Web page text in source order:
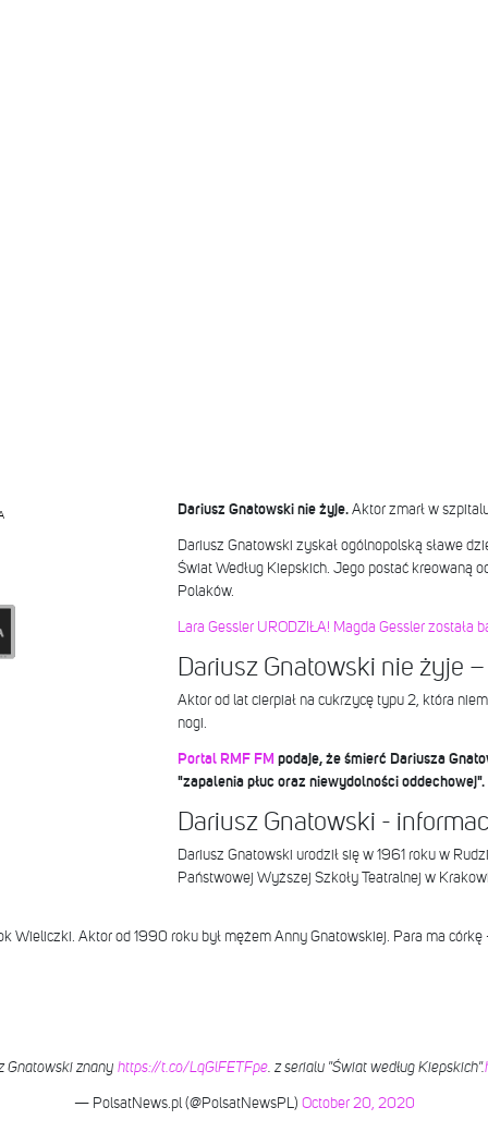
Dariusz Gnatowski nie żyje.Aktor zmarł w
Dariusz Gnatowski zyskał ogólnopolską sławe
Świat Według Kiepskich. Jego postać kreowaną
Polaków.
Lara Gessler URODZIŁA! Magda Gessler została
Dariusz Gnatowski nie żyje
Aktor od lat cierpiał na cukrzycę typu 2, która
nogi.
Portal RMF FM podaje, że śmierć Dariusza
"zapalenia płuc oraz niewydolności oddechowej".
Dariusz Gnatowski -
Dariusz Gnatowski urodził się w 1961 roku w
Państwowej Wyższej Szkoły Teatralnej w
Wieliczki. Aktor od 1990 roku był mężem Anny Gnatowskiej. Para ma córkę
Gnatowski znany https://t.co/LqGlFETFpe. z serialu "Świat według Kiepskich".
— PolsatNews.pl (@PolsatNewsPL) October 20, 2020